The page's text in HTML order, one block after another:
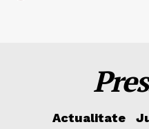
Actualitate